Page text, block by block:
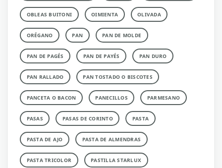
OBLEAS BUITONI OIMIENTA OLIVADA
ORÉGANO PAN PAN DE MOLDE
PAN DE PAGÉS PAN DE PAYÉS PAN DURO
PAN RALLADO PAN TOSTADO O BISCOTES
PANCETA O BACON PANECILLOS PARMESANO
PASAS PASAS DE CORINTO PASTA
PASTA DE AJO PASTA DE ALMENDRAS
PASTA TRICOLOR PASTILLA STARLUX